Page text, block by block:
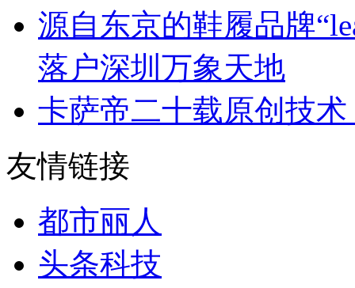
源自东京的鞋履品牌
落户深圳万象天地
卡萨帝二十载原创技
友情链接
都市丽人
头条科技